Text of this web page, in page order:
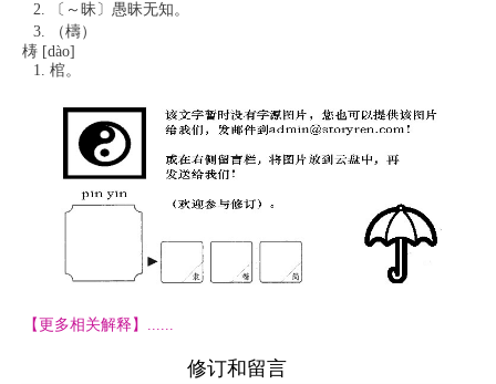
〔～昧〕愚昧无知。
（檮）
梼 [dào]
棺。
【更多相关解释】......